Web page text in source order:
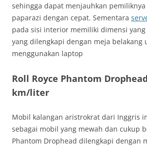
sehingga dapat menjauhkan
paparazi dengan cepat. Sementara
pada sisi interior memiliki dimensi
yang dilengkapi dengan meja belakang
menggunakan laptop
Roll Royce Phantom
km/liter
Mobil kalangan aristrokrat dari Inggris
sebagai mobil yang mewah dan cukup
Phantom Drophead dilengkapi dengan